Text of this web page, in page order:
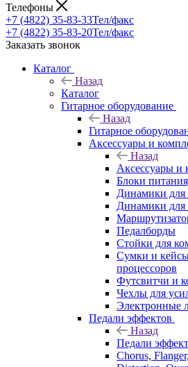
Телефоны
+7 (4822) 35-83-33Тел/факс
+7 (4822) 35-83-20Тел/факс
Заказать звонок
Каталог
Назад
Каталог
Гитарное оборудование
Назад
Гитарное
Аксессуары и
Назад
Аксессуары и
Блоки
Динамики для
Динамики для
Педалборды
Стойки для
Сумки и
процессоров
Футсвитчи и
Чехлы для
Электронные
Педали эффектов
Назад
Педали
Chorus,